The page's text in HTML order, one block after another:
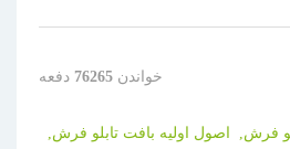
خواندن 76265 دفعه
فرش,
اصول اولیه بافت تابلو فرش,